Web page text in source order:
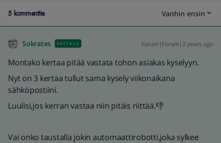
5 kommenttia Vanhin ensin
Sokrates VASTAUS Forum|Forum|2 years ago
Montako kertaa pitää vastata tohon asiakas kyselyyn.
Nyt on 3 kertaa tullut sama kysely viikonaikana
sähköpostiini.
Luulisi,jos kerran vastaa niin pitäis riittää.👎
Vai onko taustalla jokin automaattirobotti,joka sylkee